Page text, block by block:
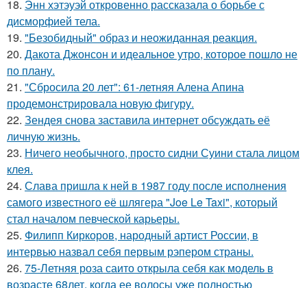
18. Энн хэтэуэй откровенно рассказала о борьбе с
дисморфией тела.
19. "Безобидный" образ и неожиданная реакция.
20. Дакота Джонсон и идеальное утро, которое пошло не
по плану.
21. "Сбросила 20 лет": 61-летняя Алена Апина
продемонстрировала новую фигуру.
22. Зендея снова заставила интернет обсуждать её
личную жизнь.
23. Ничего необычного, просто сидни Суини стала лицом
клея.
24. Слава пришла к ней в 1987 году после исполнения
самого известного её шлягера "Joe Le Taxi", который
стал началом певческой карьеры.
25. Филипп Киркоров, народный артист России, в
интервью назвал себя первым рэпером страны.
26. 75-Летняя роза саито открыла себя как модель в
возрасте 68лет, когда ее волосы уже полностью